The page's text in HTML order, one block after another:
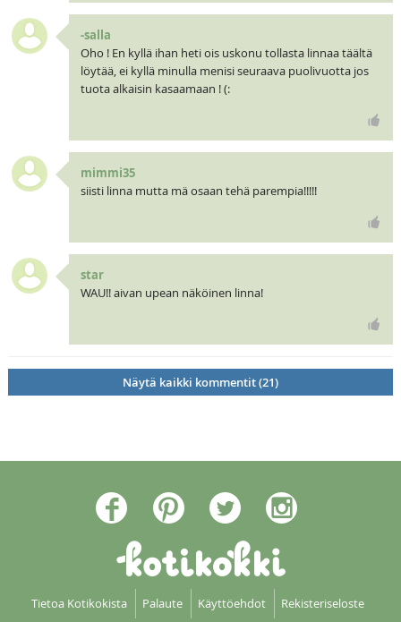
-salla
Oho ! En kyllä ihan heti ois uskonu tollasta linnaa täältä
löytää, ei kyllä minulla menisi seuraava puolivuotta jos
tuota alkaisin kasaamaan ! (:
mimmi35
siisti linna mutta mä osaan tehä parempia!!!!!
star
WAU!! aivan upean näköinen linna!
Näytä kaikki kommentit (21)
Tietoa Kotikokista Palaute Käyttöehdot Rekisteriseloste